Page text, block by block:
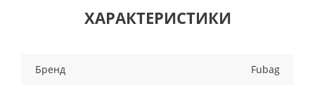
ХАРАКТЕРИСТИКИ
Бренд Fubag